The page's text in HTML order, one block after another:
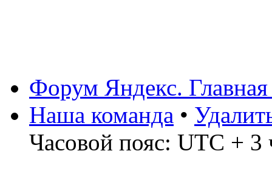
Форум Яндекс.
Наша команда •
Часовой пояс: UTC + 3